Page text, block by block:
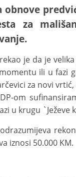
za
je da je
ili u fazi
za novi
om
u krugu `Ježeve
iznosi 50.000 KM.